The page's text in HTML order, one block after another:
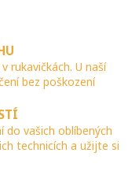
rukavičkách. U naší
bez poškození
do vašich oblíbených
technicích a užijte si